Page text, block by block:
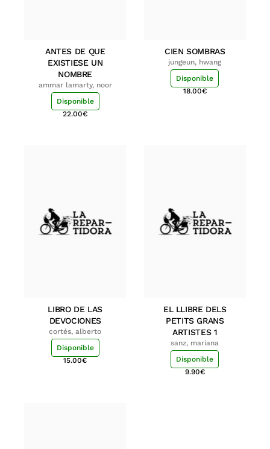
ANTES DE QUE
EXISTIESE UN
NOMBRE
ammar lamarty, noor
Disponible
22.00€
CIEN SOMBRAS
jungeun, hwang
Disponible
18.00€
LIBRO DE LAS
DEVOCIONES
cortés, alberto
Disponible
15.00€
EL LLIBRE DELS
PETITS GRANS
ARTISTES 1
sanz, mariana
Disponible
9.90€